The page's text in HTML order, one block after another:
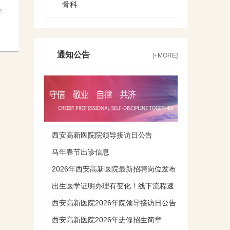
骨科
通知公告 [+MORE]
西安高新医院院领导接访日公告
马年春节出诊信息
2026年西安高新医院最新招聘岗位发布
出生医学证明办理有变化！线下流程速
知！
西安高新医院2026年院领导接访日公告
西安高新医院2026年进修招生简章